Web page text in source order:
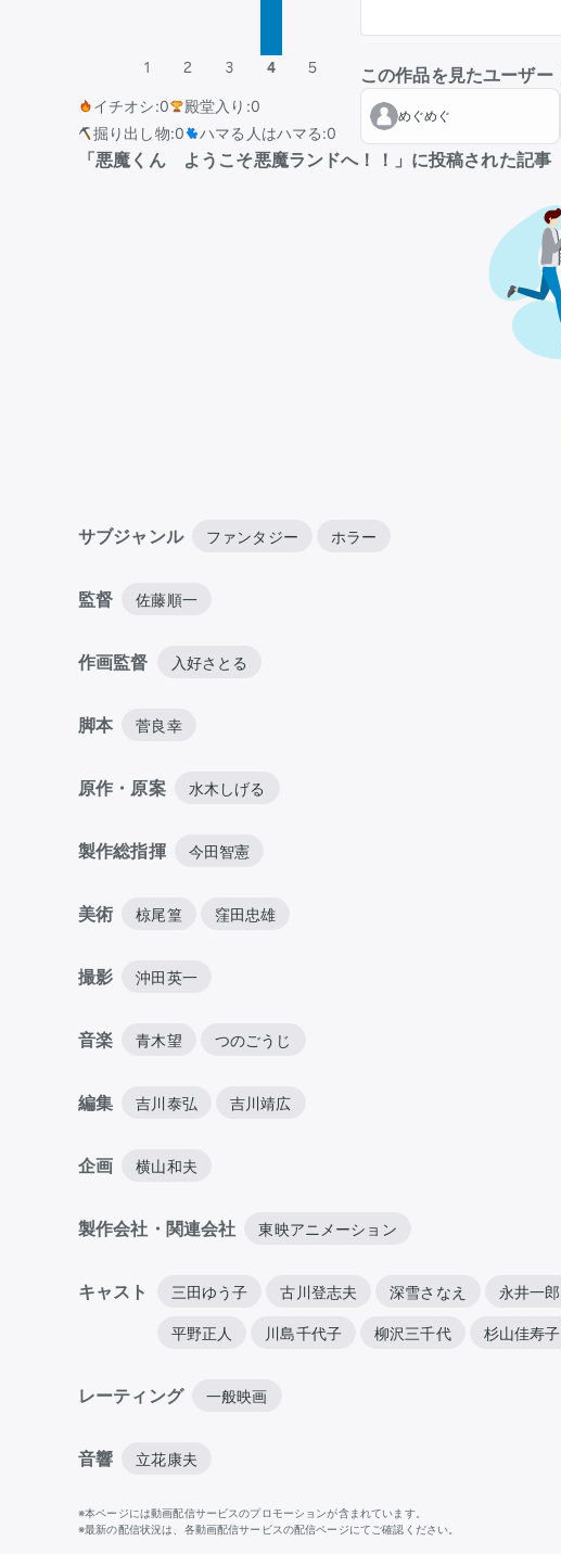
1 2 3 4 5
イチオシ:0 殿堂入り :0
掘り出し物:0 ハマる人はハマる:0
この作品を見たユーザー
めぐめぐ
「悪魔くん ようこそ悪魔ランドへ！！」に投稿された記事
サブジャンル ファンタジー ホラー
監督 佐藤順一
作画監督 入好さとる
脚本 菅良幸
原作・原案 水木しげる
製作総指揮 今田智憲
美術 椋尾篁 窪田忠雄
撮影 沖田英一
音楽 青木望 つのごうじ
編集 吉川泰弘 吉川靖広
企画 横山和夫
製作会社・関連会社 東映アニメーション
キャスト 三田ゆう子 古川登志夫 深雪さなえ 永井一郎
平野正人 川島千代子 柳沢三千代 杉山佳寿子
レーティング 一般映画
音響 立花康夫
※本ページには動画配信サービスのプロモーションが含まれています。
※最新の配信状況は、各動画配信サービスの配信ページにてご確認ください。